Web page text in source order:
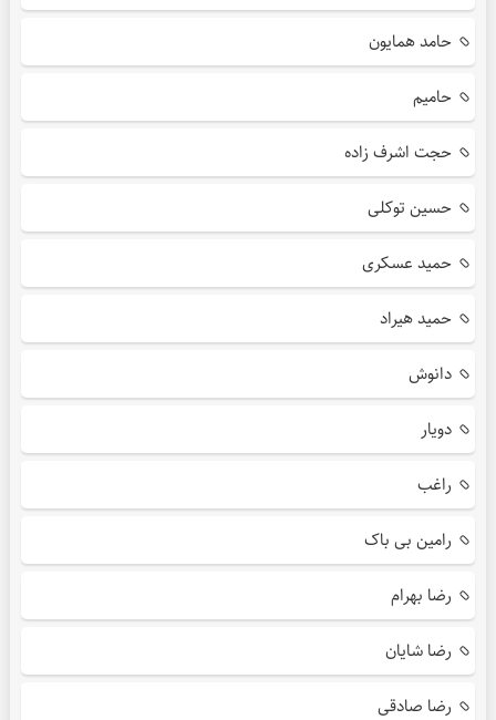
حامد همایون
حامیم
حجت اشرف زاده
حسین توکلی
حمید عسکری
حمید هیراد
دانوش
دویار
راغب
رامین بی باک
رضا بهرام
رضا شایان
رضا صادقی